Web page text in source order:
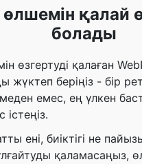
қалай
болады
өзгертуді қалаған
жүктеп беріңіз - бір
емес, ең үлкен
ені, биіктігі не
қаламасаңыз,